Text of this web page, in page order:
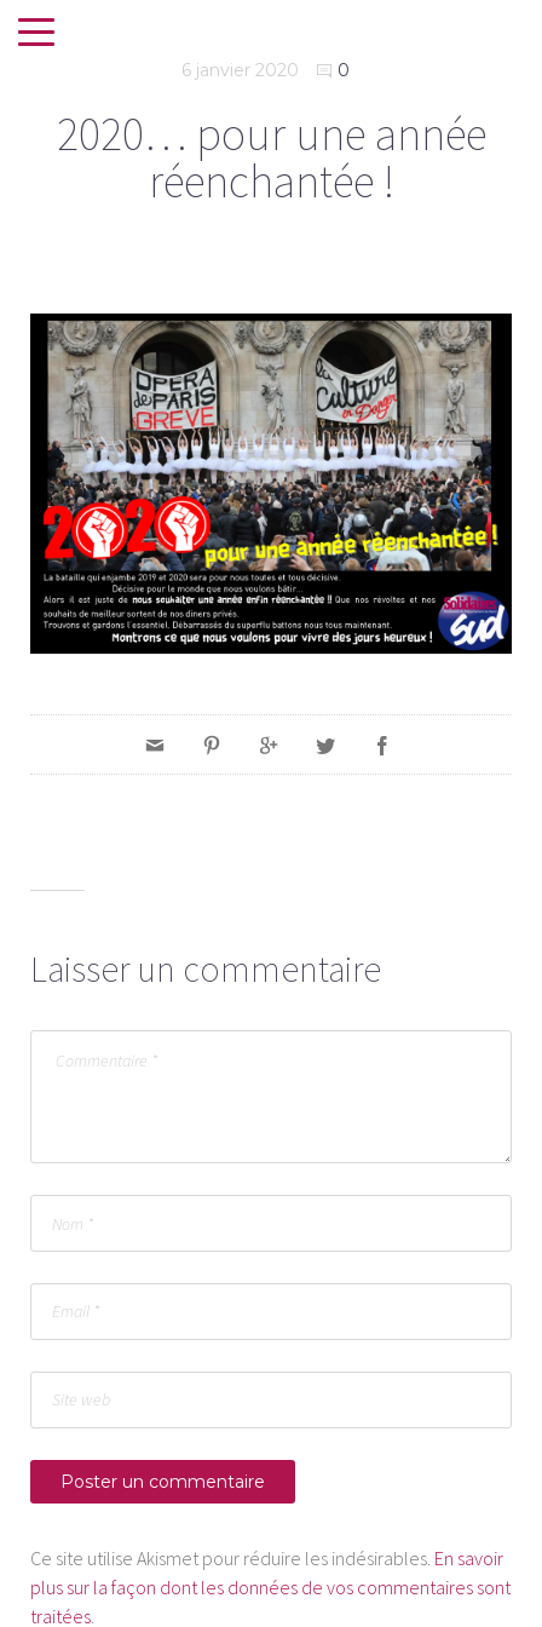
6 janvier 2020 0
2020… pour une année
réenchantée !
Laisser un commentaire
Ce site utilise Akismet pour réduire les indésirables. En savoir
plus sur la façon dont les données de vos commentaires sont
traitées.